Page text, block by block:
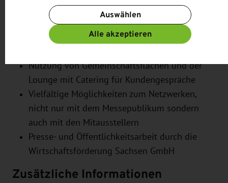
durch die Wirtschaftsförderung Sachsen GmbH
deutliche Sichtbarkeit unter der Dachmarke
„SAXONY!“ und zentrale Platzierung des
Nutzung von Gemeinschaftsflächen und der
Lounge mit Catering für Kundengespräche
Vielfältige Möglichkeiten zum Netzwerken,
nicht nur mit dem Messepublikum sondern
auch mit den Mitausstellern
Presse- und Öffentlichkeitsarbeit durch die
Wirtschaftsförderung Sachsen GmbH
Zusätzliche Informationen
Verfügung.
Weitere Informationen finden Sie in unseren
Datenschutzbestimmungenund ergänzend in unserem
Auswählen
Alle akzeptieren